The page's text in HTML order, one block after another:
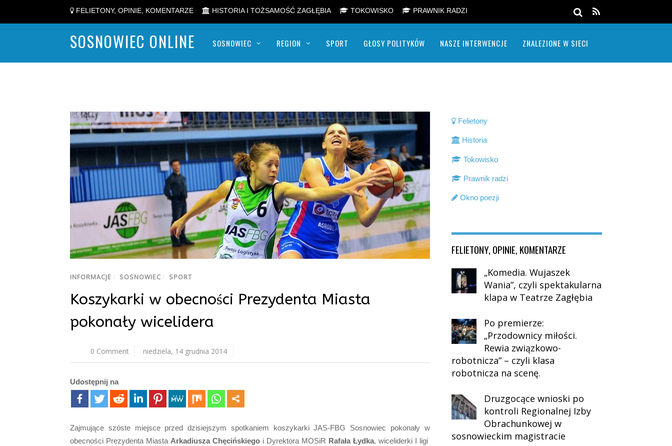
FELIETONY, OPINIE, KOMENTARZE HISTORIA I TOŻSAMOŚĆ ZAGŁĘBIA TOKOWISKO PRAWNIK RADZI
SOSNOWIEC ONLINE SOSNOWIEC REGION SPORT GŁOSY POLITYKÓW NASZE INTERWENCJE ZNALEZIONE W SIECI
INFORMACJE / SOSNOWIEC / SPORT
Koszykarki w obecności Prezydenta Miasta
pokonały wicelidera
0 Comment niedziela, 14 grudnia 2014
Udostępnij na
Zajmujące szóste miejsce przed dzisiejszym spotkaniem koszykarki JAS-FBG Sosnowiec pokonały w
obecności Prezydenta Miasta Arkadiusza Chęcińskiegoi Dyrektora MOSiR Rafała Łydka, wiceliderki I ligi
Felietony
Historia
Tokowisko
Prawnik radzi
Okno poezji
FELIETONY, OPINIE, KOMENTARZE
„Komedia. Wujaszek
Wania”, czyli spektakularna
klapa w Teatrze Zagłębia
Po premierze:
„Przodownicy miłości.
Rewia związkowo-
robotnicza” – czyli klasa
robotnicza na scenę.
Druzgocące wnioski po
kontroli Regionalnej Izby
Obrachunkowej w
sosnowieckim magistracie